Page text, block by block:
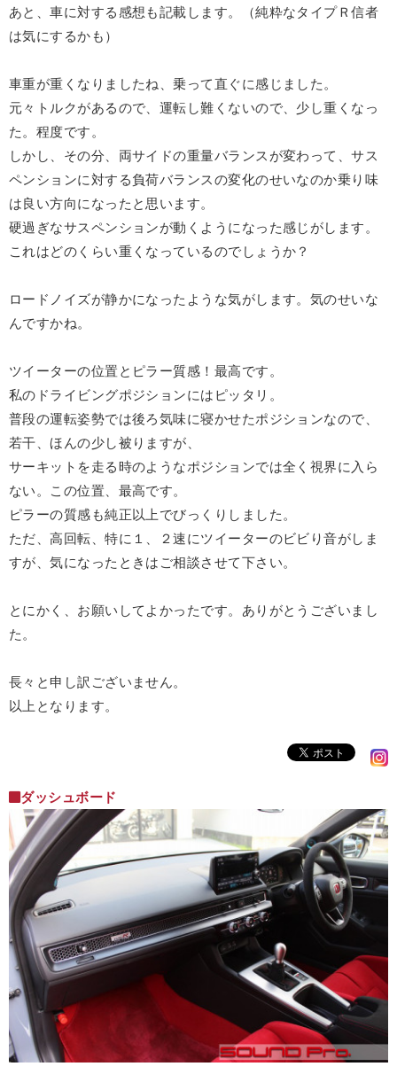
あと、車に対する感想も記載します。（純粋なタイプＲ信者
は気にするかも）
車重が重くなりましたね、乗って直ぐに感じました。
元々トルクがあるので、運転し難くないので、少し重くなっ
た。程度です。
しかし、その分、両サイドの重量バランスが変わって、サス
ペンションに対する負荷バランスの変化のせいなのか乗り味
は良い方向になったと思います。
硬過ぎなサスペンションが動くようになった感じがします。
これはどのくらい重くなっているのでしょうか？
ロードノイズが静かになったような気がします。気のせいな
んですかね。
ツイーターの位置とピラー質感！最高です。
私のドライビングポジションにはピッタリ。
普段の運転姿勢では後ろ気味に寝かせたポジションなので、
若干、ほんの少し被りますが、
サーキットを走る時のようなポジションでは全く視界に入ら
ない。この位置、最高です。
ピラーの質感も純正以上でびっくりしました。
ただ、高回転、特に１、２速にツイーターのビビり音がしま
すが、気になったときはご相談させて下さい。
とにかく、お願いしてよかったです。ありがとうございまし
た。
長々と申し訳ございません。
以上となります。
ダッシュボード